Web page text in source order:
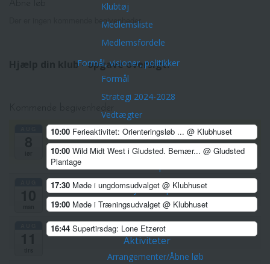
Klubtøj
Medlemsliste
Medlemsfordele
Formål, visioner, politikker
Formål
Strategi 2024-2028
Vedtægter
Træner- og uddannelsespolitik
Privatlivspolitik Horsens OK
Cookies politik
Historie – bestyrelse – pokaler
Fotoalbum 2002-2010
Orienteringskort
Aktiviteter
Arrangementer/Åbne løb
Der er ingen kommende begivenheder.
Hjælp din klub - opgave oversigt!
10:00 Ferieaktivitet: Orienteringsløb ... @ Klubhuset
10:00 Wild Midt West i Gludsted. Bemær... @ Gludsted
Plantage
17:30 Møde i ungdomsudvalget @ Klubhuset
19:00 Møde i Træningsudvalget @ Klubhuset
16:44 Supertirsdag: Lone Etzerot